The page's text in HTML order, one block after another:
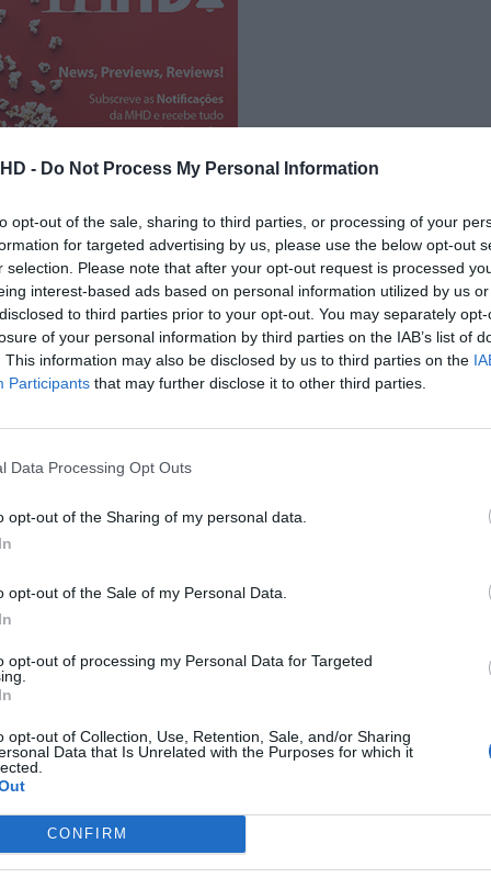
- Do Not Process My Personal Information
opt-out of the sale, sharing to third parties, or processing of your
for targeted advertising by us, please use the below opt-out
selection. Please note that after your opt-out request is processed
interest-based ads based on personal information utilized by us
to third parties prior to your opt-out. You may separately
of your personal information by third parties on the IAB’s list of
This information may also be disclosed by us to third parties on the
Participants that may further disclose it to other third parties.
Data Processing Opt Outs
opt-out of the Sharing of my personal data.
opt-out of the Sale of my Personal Data.
opt-out of processing my Personal Data for Targeted
opt-out of Collection, Use, Retention, Sale, and/or Sharing
Data that Is Unrelated with the Purposes for which it
CONFIRM
Tom Hiddleston poderá não ser o único
Mobius, já referiu estar de volta ao universo
é certo se Gugu Mbatha-Raw ou Sophia Di Martino
MARVEL STUDIOS